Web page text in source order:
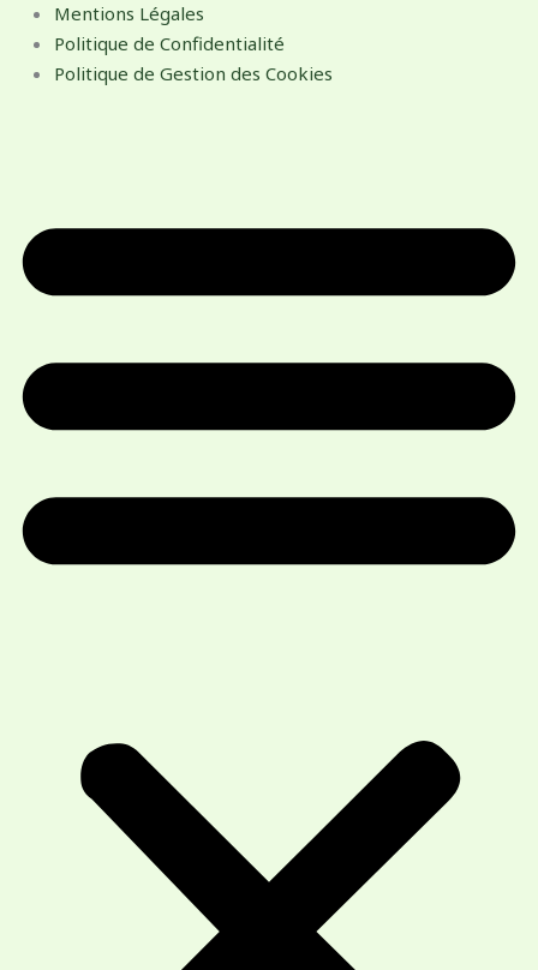
Saint-François
Lun. au Ven. : 7h – 16h45
Dimanche : 7h – 11h45
Mentions Légales
Politique de Confidentialité
Politique de Gestion des Cookies